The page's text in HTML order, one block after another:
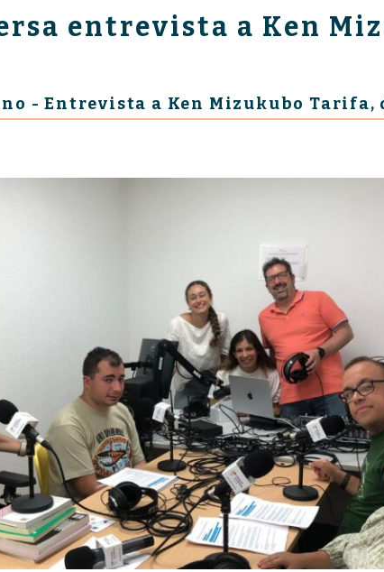
entrevista a Ken
- Entrevista a Ken Mizukubo